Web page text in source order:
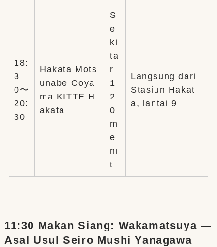
18:
3
0〜
20:
30
Hakata Mots
unabe Ooya
ma KITTE H
akata
S
e
ki
ta
r
1
2
0
m
e
ni
t
Langsung dari
Stasiun Hakat
a, lantai 9
11:30 Makan Siang: Wakamatsuya —
Asal Usul Seiro Mushi Yanagawa